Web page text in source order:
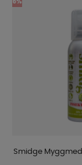
5%
Smidge